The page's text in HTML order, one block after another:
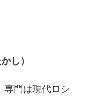
し）
専門は現代ロシ